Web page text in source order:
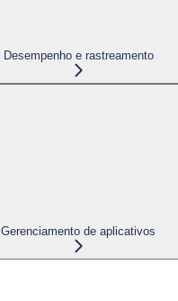
Desempenho e rastreamento
Gerenciamento de aplicativos